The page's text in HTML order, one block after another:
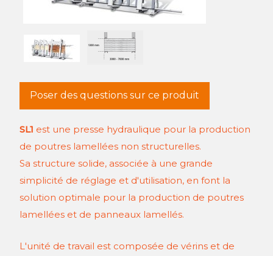
Poser des questions sur ce produit
SL1 est une presse hydraulique pour la production
de poutres lamellées non structurelles.
Sa structure solide, associée à une grande
simplicité de réglage et d'utilisation, en font la
solution optimale pour la production de poutres
lamellées et de panneaux lamellés.
L'unité de travail est composée de vérins et de